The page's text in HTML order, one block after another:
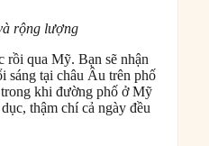
rộng lượng
rồi qua Mỹ. Bạn sẽ nhận
sáng tại châu Âu trên phố
khi đường phố ở Mỹ
thậm chí cả ngày đều